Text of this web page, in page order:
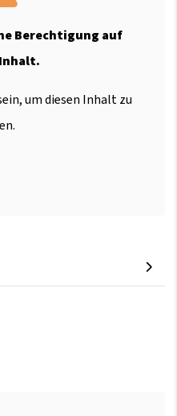
Berechtigung auf
um diesen Inhalt zu